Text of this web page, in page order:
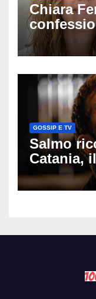
Chiara
mio ex
il seno».
GOSSIP E TV
Salmo
Catania,
silenzio